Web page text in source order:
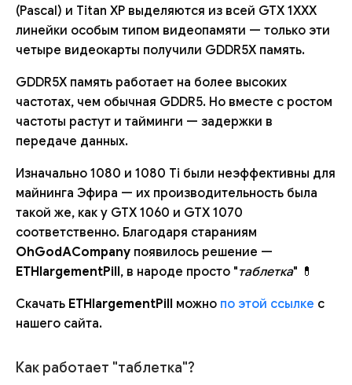
(Pascal) и Titan XP выделяются из всей GTX 1XXX
линейки особым типом видеопамяти — только эти
четыре видеокарты получили GDDR5X память.
GDDR5X память работает на более высоких
частотах, чем обычная GDDR5. Но вместе с ростом
частоты растут и тайминги — задержки в
передаче данных.
Изначально 1080 и 1080 Ti были неэффективны для
майнинга Эфира — их производительность была
такой же, как у GTX 1060 и GTX 1070
соответственно. Благодаря стараниям
OhGodACompany появилось решение —
ETHlargementPill, в народе просто "таблетка" 💊
Скачать ETHlargementPill можно по этой ссылке с
нашего сайта.
Как работает "таблетка"?